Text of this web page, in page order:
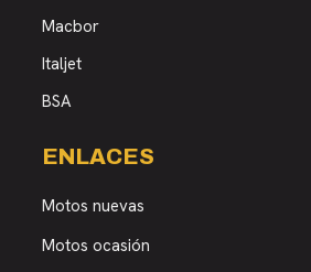
Macbor
Italjet
BSA
ENLACES
Motos nuevas
Motos ocasión